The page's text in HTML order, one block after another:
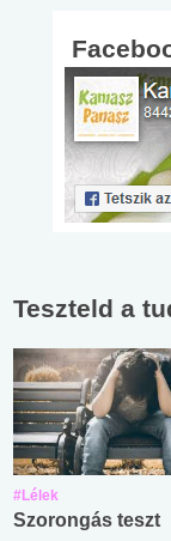
Teszteld a
#Lélek
Szorongás teszt